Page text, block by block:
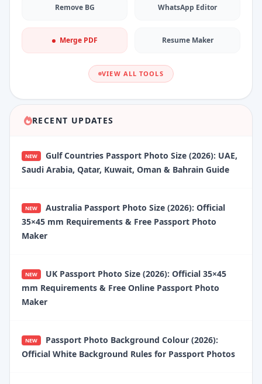
Remove BG WhatsApp Editor
Merge PDF Resume Maker
VIEW ALL TOOLS
RECENT UPDATES
NEW
Gulf Countries Passport Photo Size (2026): UAE,
Saudi Arabia, Qatar, Kuwait, Oman & Bahrain Guide
NEW
Australia Passport Photo Size (2026): Official
35×45 mm Requirements & Free Passport Photo
Maker
NEW
UK Passport Photo Size (2026): Official 35×45
mm Requirements & Free Online Passport Photo
Maker
NEW
Passport Photo Background Colour (2026):
Official White Background Rules for Passport Photos